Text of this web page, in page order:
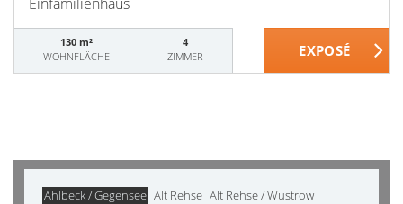
130 m²
WOHNFLÄCHE
4
ZIMMER
Ahlbeck / Gegensee Alt Rehse Alt Rehse / Wustrow